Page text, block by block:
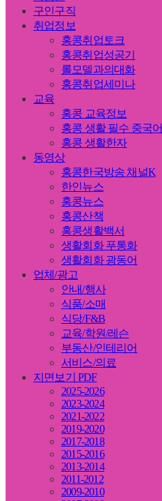
구인구직
취업정보
홍콩취업토크
홍콩취업성공기
롤모델과의대화
홍콩취업세미나
교육
홍콩 교육정보
홍콩 생활 필수 중국어
홍콩 생활한자
동영상
홍콩한국방송 채널K
한인뉴스
홍콩뉴스
홍콩산책
홍콩생활백서
생활회화 푸통화
생활회화 광동어
업체/광고
안내/행사
식품/소매
식당/F&B
교육/학원/레슨
부동산/인테리어
서비스/의료
지면보기 PDF
2025-2026
2023-2024
2021-2022
2019-2020
2017-2018
2015-2016
2013-2014
2011-2012
2009-2010